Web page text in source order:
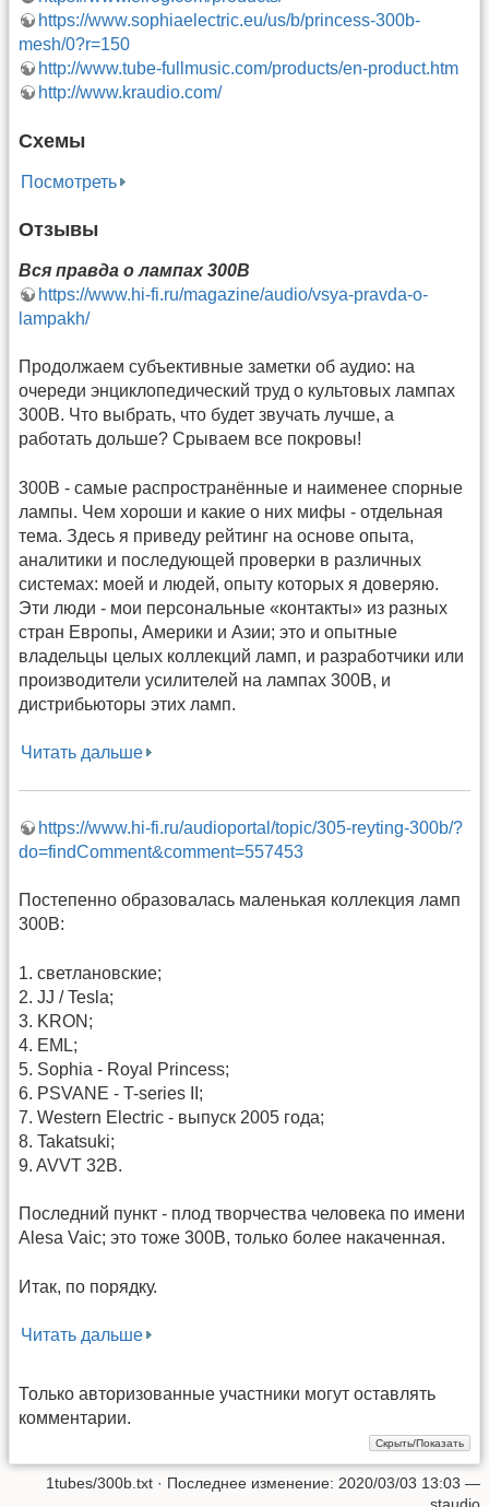
https://www.sophiaelectric.eu/us/b/princess-300b-
mesh/0?r=150
http://www.tube-fullmusic.com/products/en-product.htm
http://www.kraudio.com/
Схемы
Посмотреть
Отзывы
Вся правда о лампах 300B
https://www.hi-fi.ru/magazine/audio/vsya-pravda-o-
lampakh/
Продолжаем субъективные заметки об аудио: на
очереди энциклопедический труд о культовых лампах
300B. Что выбрать, что будет звучать лучше, а
работать дольше? Срываем все покровы!
300B - самые распространённые и наименее спорные
лампы. Чем хороши и какие о них мифы - отдельная
тема. Здесь я приведу рейтинг на основе опыта,
аналитики и последующей проверки в различных
системах: моей и людей, опыту которых я доверяю.
Эти люди - мои персональные «контакты» из разных
стран Европы, Америки и Азии; это и опытные
владельцы целых коллекций ламп, и разработчики или
производители усилителей на лампах 300B, и
дистрибьюторы этих ламп.
Читать дальше
https://www.hi-fi.ru/audioportal/topic/305-reyting-300b/?
do=findComment&comment=557453
Постепенно образовалась маленькая коллекция ламп
300В:
1. светлановские;
2. JJ / Tesla;
3. KRON;
4. EML;
5. Sophia - Royal Princess;
6. PSVANE - T-series II;
7. Western Electric - выпуск 2005 года;
8. Takatsuki;
9. AVVT 32B.
Последний пункт - плод творчества человека по имени
Alesa Vaic; это тоже 300В, только более накаченная.
Итак, по порядку.
Читать дальше
Только авторизованные участники могут оставлять
комментарии.
1tubes/300b.txt · Последнее изменение: 2020/03/03 13:03 —